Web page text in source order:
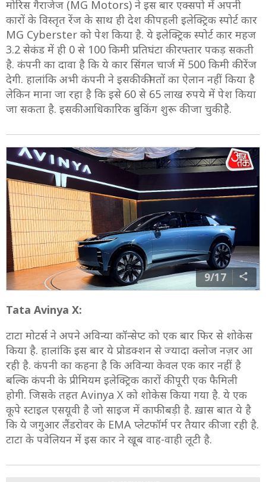
मोरिस गैराजेज (MG Motors) ने इस बार एक्सपो में अपनी
कारों के विस्तृत रेंज के साथ ही देश की पहली इलेक्ट्रिक स्पोर्ट कार
MG Cyberster को पेश किया है. ये इलेक्ट्रिक स्पोर्ट कार महज
3.2 सेकंड में ही 0 से 100 किमी प्रतिघंटा की रफ्तार पकड़ सकती
है. कंपनी का दावा है कि ये कार सिंगल चार्ज में 500 किमी की रेंज
देगी. हालांकि अभी कंपनी ने इसकी कीमतों का ऐलान नहीं किया है
लेकिन माना जा रहा है कि इसे 60 से 65 लाख रुपये में पेश किया
जा सकता है. इसकी आधिकारिक बुकिंग शुरू की जा चुकी है.
9/17
Tata Avinya X:
टाटा मोटर्स ने अपने अविन्या कॉन्सेप्ट को एक बार फिर से शोकेस
किया है. हालांकि इस बार ये प्रोडक्शन से ज्यादा क्लोज नज़र आ
रही है. कंपनी का कहना है कि अविन्या केवल एक कार नहीं है
बल्कि कंपनी के प्रीमियम इलेक्ट्रिक कारों की पूरी एक फैमिली
होगी. जिसके तहत Avinya X को शोकेस किया गया है. ये एक
कूपे स्टाइल एसयूवी है जो साइज में काफी बड़ी है. ख़ास बात ये है
कि ये जगुआर लैंडरोवर के EMA प्लेटफॉर्म पर तैयार की जा रही है.
टाटा के पवेलियन में इस कार ने खूब वाह-वाही लूटी है.